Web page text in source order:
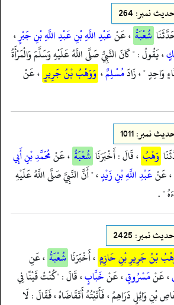
نمبر: 264
شُعْبَةُ ، عَنْعَبْدِ اللَّهِ بْنِ عَبْدِ اللَّهِ بْنِ جَبْرٍ،
، يَقُولُ : " كَانَ النَّبِيُّ صَلَّى اللَّهُ عَلَيْهِ وَسَلَّمَ وَالْمَرْأَةُ
وَاحِدٍ " ، زَادَمُسْلِمٌ، وَوَهْبُ بْنُ جَرِيرٍ ، عَنْ
1011
وَهْبُ ، قَالَ : أَخْبَرَنَا شُعْبَةُ ، عَنْمُحَمَّدِ بْنِ أَبِي
، عَنْعَبْدِ اللَّهِ بْنِ زَيْدٍ، " أَنَّ النَّبِيَّ صَلَّى اللَّهُ عَلَيْهِ
" .
نمبر: 2425
بْنُ جَرِيرِ بْنِ حَازِمٍ ، أَخْبَرَنَا شُعْبَةُ ، عَنِ
، عَنْمَسْرُوقٍ، عَنْخَبَّابٍ، قَالَ : "كُنْتُ قَيْنًا فِي
بْنِ وَائِلٍ دَرَاهِمُ ، فَأَتَيْتُهُ أَتَقَاضَاهُ ، فَقَالَ : لَا